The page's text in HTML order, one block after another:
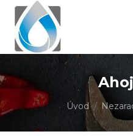
You are here:
Úvod